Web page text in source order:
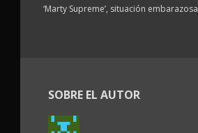
‘Marty Supreme’, situación embarazosa
SOBRE EL AUTOR